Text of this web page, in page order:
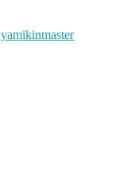
yamikinmaster